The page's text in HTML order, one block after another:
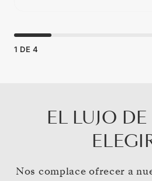
1 DE 4
EL LUJO
Nos complace ofrecer a